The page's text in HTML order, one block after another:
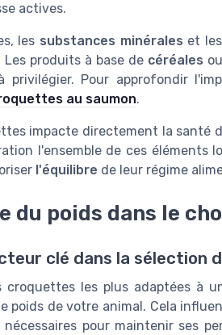
actives.
les substances minérales et
produits à base de céréales
privilégier. Pour approfondir
au saumon.
impacte directement la santé
l'ensemble de ces éléments
l'équilibre de leur régime
du poids dans le
clé dans la
croquettes les plus adaptées à
poids de votre animal. Cela
pour maintenir ses